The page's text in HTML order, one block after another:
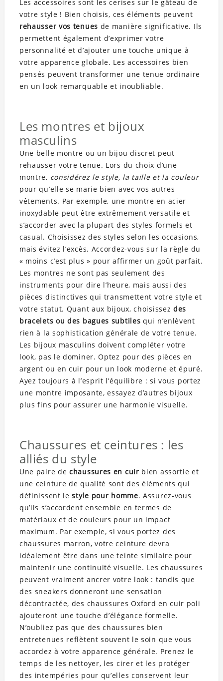
Les accessoires sont les cerises sur le gâteau de
votre style ! Bien choisis, ces éléments peuvent
rehausser vos tenues de manière significative. Ils
permettent également d’exprimer votre
personnalité et d’ajouter une touche unique à
votre apparence globale. Les accessoires bien
pensés peuvent transformer une tenue ordinaire
en un look remarquable et inoubliable.
Les montres et bijoux
masculins
Une belle montre ou un bijou discret peut
rehausser votre tenue. Lors du choix d’une
montre, considérez le style, la taille et la couleur
pour qu’elle se marie bien avec vos autres
vêtements. Par exemple, une montre en acier
inoxydable peut être extrêmement versatile et
s’accorder avec la plupart des styles formels et
casual. Choisissez des styles selon les occasions,
mais évitez l’excès. Accordez-vous sur la règle du
« moins c’est plus » pour affirmer un goût parfait.
Les montres ne sont pas seulement des
instruments pour dire l’heure, mais aussi des
pièces distinctives qui transmettent votre style et
votre statut. Quant aux bijoux, choisissezdes
bracelets ou des bagues subtiles qui n’enlèvent
rien à la sophistication générale de votre tenue.
Les bijoux masculins doivent compléter votre
look, pas le dominer. Optez pour des pièces en
argent ou en cuir pour un look moderne et épuré.
Ayez toujours à l’esprit l’équilibre : si vous portez
une montre imposante, essayez d’autres bijoux
plus fins pour assurer une harmonie visuelle.
Chaussures et ceintures : les
alliés du style
Une paire dechaussures en cuir bien assortie et
une ceinture de qualité sont des éléments qui
définissent lestyle pour homme. Assurez-vous
qu’ils s’accordent ensemble en termes de
matériaux et de couleurs pour un impact
maximum. Par exemple, si vous portez des
chaussures marron, votre ceinture devra
idéalement être dans une teinte similaire pour
maintenir une continuité visuelle. Les chaussures
peuvent vraiment ancrer votre look : tandis que
des sneakers donneront une sensation
décontractée, des chaussures Oxford en cuir poli
ajouteront une touche d’élégance formelle.
N’oubliez pas que des chaussures bien
entretenues reflètent souvent le soin que vous
accordez à votre apparence générale. Prenez le
temps de les nettoyer, les cirer et les protéger
des intempéries pour qu’elles conservent leur